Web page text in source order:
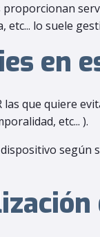
lo suele
en
las que quiere
etc... ).
según